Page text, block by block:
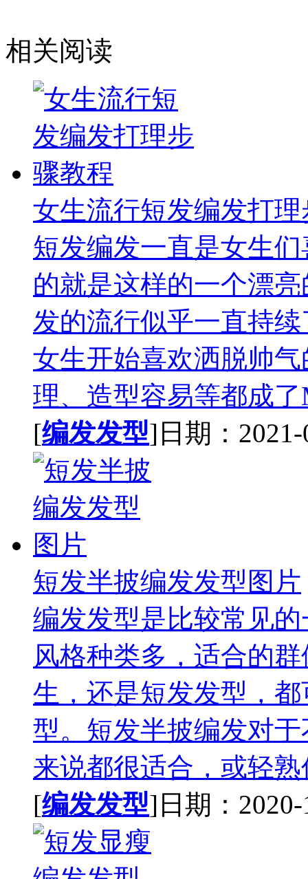
相关阅读
女生流行短发编发打
短发编发一直是女生
的就是这样的一个漂
发的流行似乎一直持
女生开始喜欢洒脱帅
理、造型容易等都成
[编发发型]日期：2021-
短发半披编发发型图片
编发发型是比较常见
风格种类多，适合的
生，还是短发发型，
型。短发半披编发对
来说都很适合，或轻
[编发发型]日期：2020-